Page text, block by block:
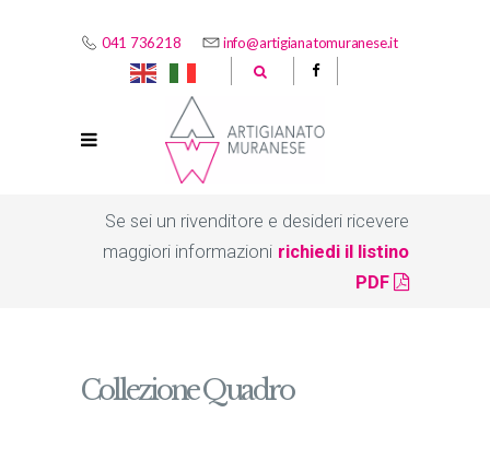
041 736218 info@artigianatomuranese.it
Se sei un rivenditore e desideri ricevere
maggiori informazioni richiedi il listino
PDF
Collezione Quadro